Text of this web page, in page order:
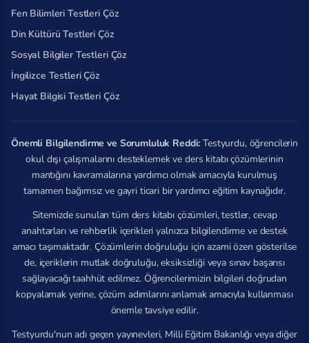
Fen Bilimleri Testleri Çöz
Din Kültürü Testleri Çöz
Sosyal Bilgiler Testleri Çöz
İngilizce Testleri Çöz
Hayat Bilgisi Testleri Çöz
Önemli Bilgilendirme ve Sorumluluk Reddi: Testyurdu, öğrencilerin
okul dışı çalışmalarını desteklemek ve ders kitabı çözümlerinin
mantığını kavramalarına yardımcı olmak amacıyla kurulmuş
tamamen bağımsız ve gayri ticari bir yardımcı eğitim kaynağıdır.
Sitemizde sunulan tüm ders kitabı çözümleri, testler, cevap
anahtarları ve rehberlik içerikleri yalnızca bilgilendirme ve destek
amacı taşımaktadır. Çözümlerin doğruluğu için azami özen gösterilse
de, içeriklerin mutlak doğruluğu, eksiksizliği veya sınav başarısı
sağlayacağı taahhüt edilmez. Öğrencilerimizin bilgileri doğrudan
kopyalamak yerine, çözüm adımlarını anlamak amacıyla kullanması
önemle tavsiye edilir.
Testyurdu'nun adı geçen yayınevleri, Milli Eğitim Bakanlığı veya diğer